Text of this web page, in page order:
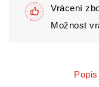
Vrácení
Možnost
Popis